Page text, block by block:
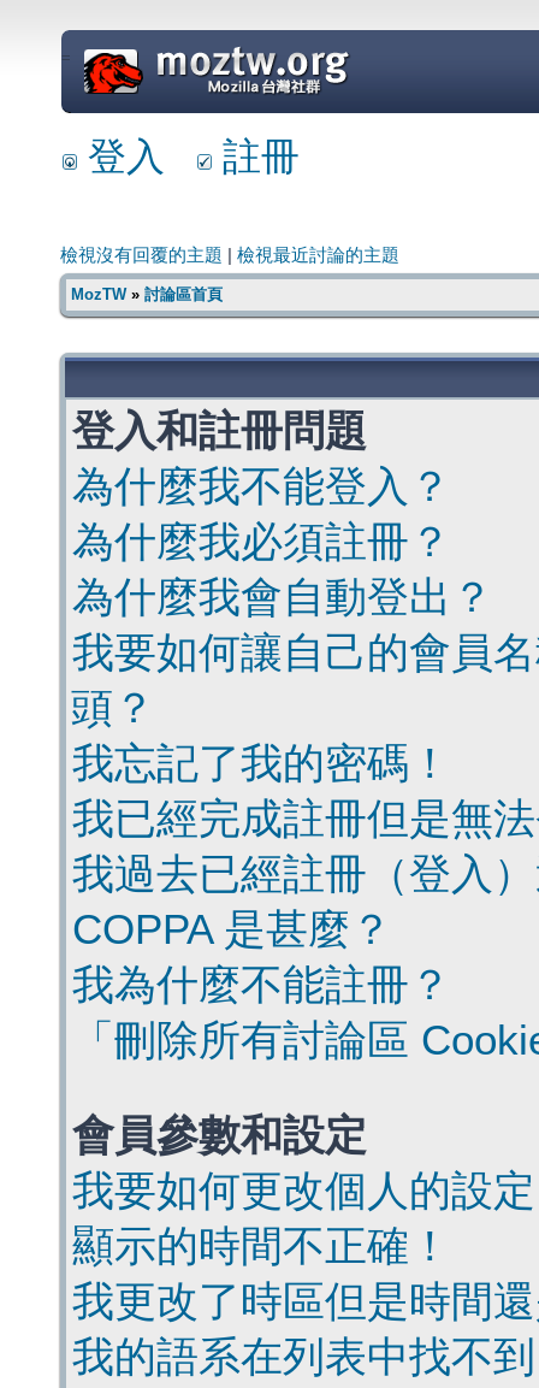
=
登入 註冊
檢視沒有回覆的主題 檢視最近討論的主題
MozTW» 討論區首頁
登入和註冊問題
為什麼我不能登入？
為什麼我必須註冊？
為什麼我會自動登出？
我要如何讓自己的會員
頭？
我忘記了我的密碼！
我已經完成註冊但是無
我過去已經註冊（登入
COPPA 是甚麼？
我為什麼不能註冊？
「刪除所有討論區
會員參數和設定
我要如何更改個人的設
顯示的時間不正確！
我更改了時區但是時間
我的語系在列表中找不